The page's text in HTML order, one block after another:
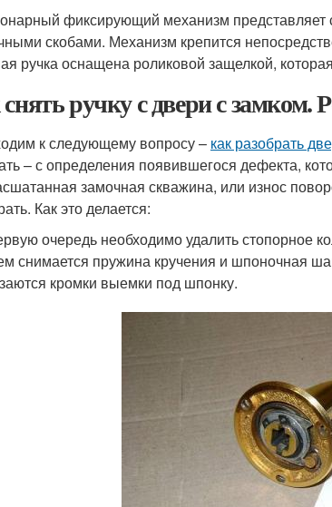
фиксирующий механизм представляет
скобами. Механизм крепится
ручка оснащена роликовой защелкой,
ручку с двери с замком.
к следующему вопросу – как разобрать
– с определения появившегося дефекта,
замочная скважина, или износ
Как это делается:
очередь необходимо удалить стопорное
снимается пружина кручения и шпоночная
кромки выемки под шпонку.